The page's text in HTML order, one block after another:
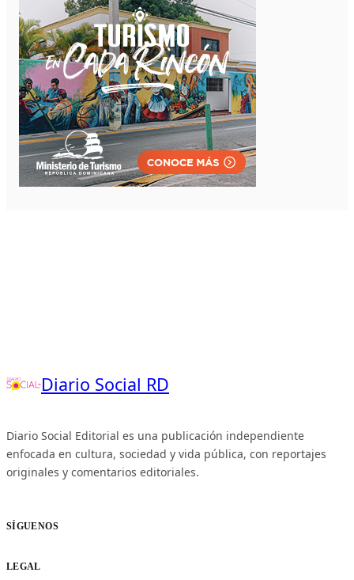
Diario Social RD
Diario Social Editorial es una publicación independiente
enfocada en cultura, sociedad y vida pública, con reportajes
originales y comentarios editoriales.
SÍGUENOS
LEGAL